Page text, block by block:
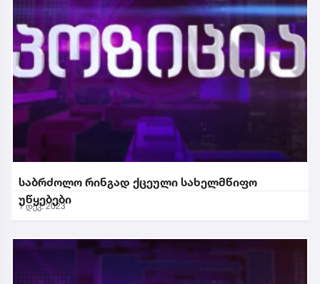
საბრძოლო რინგად ქცეული სახელმწიფო
უწყებები
1 დეკ. 2023